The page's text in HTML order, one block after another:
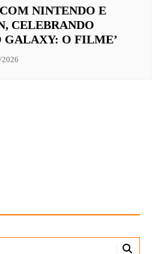
NINTENDO E
CELEBRANDO
GALAXY: O FILME’